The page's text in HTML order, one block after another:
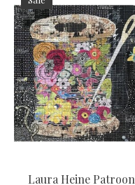
Laura Heine Patroon